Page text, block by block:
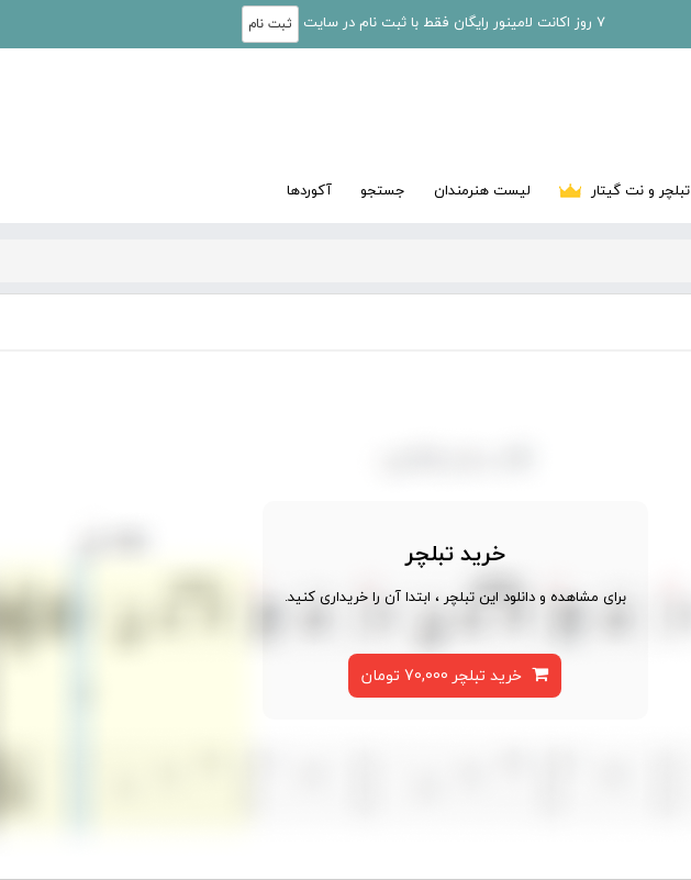
7 روز اکانت لامینور رایگان فقط با ثبت نام در سایت ثبت نام
تبلچر و نت گیتار لیست هنرمندان جستجو آکوردها
خرید تبلچر
برای مشاهده و دانلود این تبلچر ، ابتدا آن را خریداری کنید.